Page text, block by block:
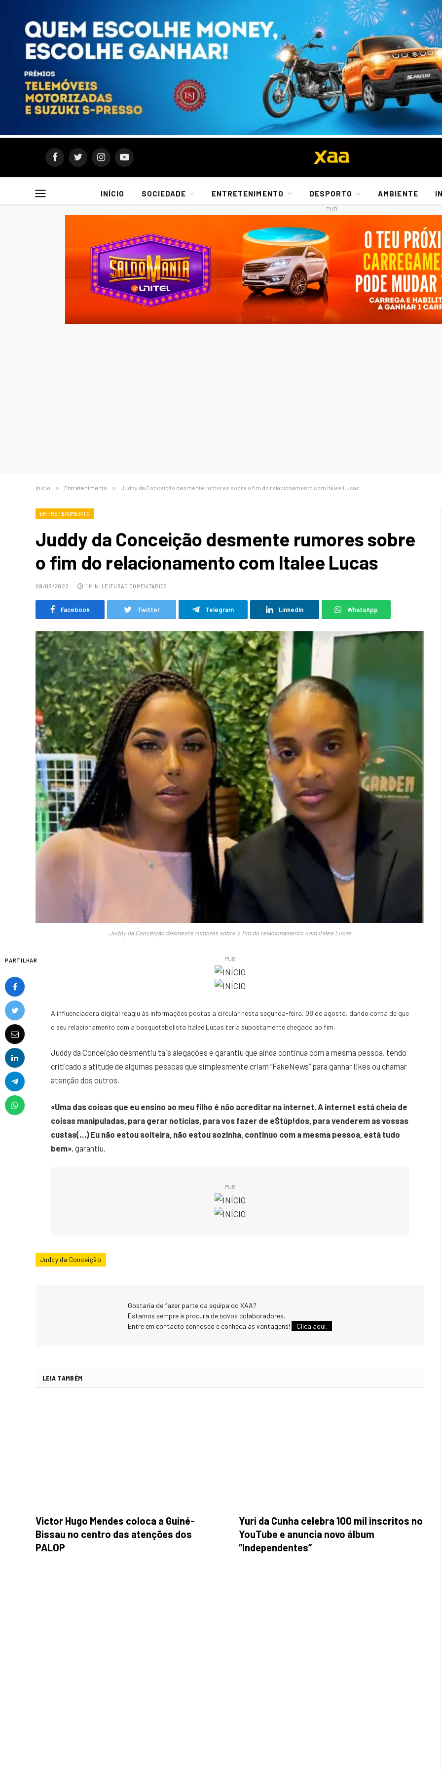
FacebookTwitterInstagramYouTube
INÍCIO SOCIEDADE ENTRETENIMENTO DESPORTO AMBIENTE
PUB
Início » Entretenimento » Juddy da Conceição desmente rumores sobre o fim do relacionamento com Italee Lucas
ENTRETENIMENTO
Juddy da Conceição desmente rumores sobre
o fim do relacionamento com Italee Lucas
09/08/2022 1 MIN. LEITURA0 COMENTÁRIOS
Facebook Twitter Telegram LinkedIn WhatsApp
Juddy da Conceição desmente rumores sobre o fim do relacionamento com Italee Lucas
PARTILHAR PUB
A influenciadora digital reagiu às informações postas a circular nesta segunda-feira, 08 de agosto, dando conta de que
o seu relacionamento com a basquetebolista Italee Lucas teria supostamente chegado ao fim.
Juddy da Conceição desmentiu tais alegações e garantiu que ainda continua com a mesma pessoa, tendo
criticado a atitude de algumas pessoas que simplesmente criam “FakeNews” para ganhar l!kes ou chamar
atenção dos outros.
«Uma das coisas que eu ensino ao meu filho é não acreditar na internet. A internet está cheia de
coisas manipuladas, para gerar notícias, para vos fazer de e$túp!dos, para venderem as vossas
custas(…) Eu não estou solteira, não estou sozinha, continuo com a mesma pessoa, está tudo
bem», garantiu.
PUB
Juddy da Conceição
Gostaria de fazer parte da equipa do XAA?
Estamos sempre à procura de novos colaboradores.
Entre em contacto connosco e conheça as vantagens!
Clica aqui.
LEIA TAMBÉM
Victor Hugo Mendes coloca a Guiné-
Bissau no centro das atenções dos
PALOP
Yuri da Cunha celebra 100 mil inscritos no
YouTube e anuncia novo álbum
“Independentes”